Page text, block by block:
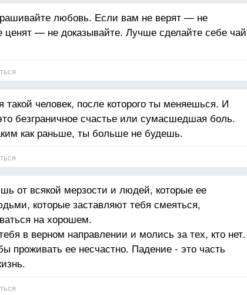
любовь. Если вам не верят — не
ценят — не доказывайте. Лучше сделайте себе чай
такой человек, после которого ты меняешься. И
безграничное счастье или сумасшедшая боль.
как раньше, ты больше не будешь.
от всякой мерзости и людей, которые ее
которые заставляют тебя смеяться,
на хорошем.
в верном направлении и молись за тех, кто нет.
проживать ее несчастно. Падение - это часть